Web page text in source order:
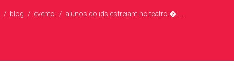
blog evento alunos do ids estreiam no teatro � ...